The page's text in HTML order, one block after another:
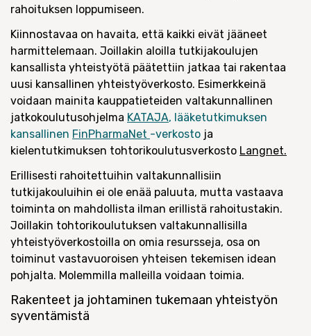
rahoituksen loppumiseen.
Kiinnostavaa on havaita, että kaikki eivät jääneet
harmittelemaan. Joillakin aloilla tutkijakoulujen
kansallista yhteistyötä päätettiin jatkaa tai rakentaa
uusi kansallinen yhteistyöverkosto. Esimerkkeinä
voidaan mainita kauppatieteiden valtakunnallinen
jatkokoulutusohjelma KATAJA, lääketutkimuksen
kansallinen FinPharmaNet -verkosto ja
kielentutkimuksen tohtorikoulutusverkosto Langnet.
Erillisesti rahoitettuihin valtakunnallisiin
tutkijakouluihin ei ole enää paluuta, mutta vastaava
toiminta on mahdollista ilman erillistä rahoitustakin.
Joillakin tohtorikoulutuksen valtakunnallisilla
yhteistyöverkostoilla on omia resursseja, osa on
toiminut vastavuoroisen yhteisen tekemisen idean
pohjalta. Molemmilla malleilla voidaan toimia.
Rakenteet ja johtaminen tukemaan yhteistyön
syventämistä